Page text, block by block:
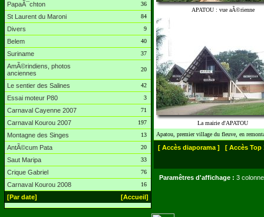
PapaÃ¯chton 36
St Laurent du Maroni 84
Divers 9
Belem 40
Suriname 37
AmÃ©rindiens, photos
anciennes
20
Le sentier des Salines 42
Essai moteur P80 3
Carnaval Cayenne 2007 71
Carnaval Kourou 2007 197
Montagne des Singes 13
AntÃ©cum Pata 20
Saut Maripa 33
Crique Gabriel 76
Carnaval Kourou 2008 16
[Par date] [Accueil]
APATOU : vue aÃ©rienne
La mairie d'APATOU
Apatou, premier village du fleuve, en
[ Accès diaporama ] [ Accès Top
Paramêtres d'affichage : 3